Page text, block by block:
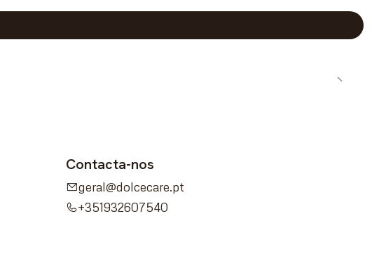
Contacta-nos
geral@dolcecare.pt
+351932607540